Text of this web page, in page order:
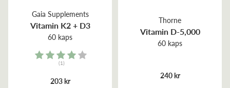
Gaia Supplements
Vitamin K2 + D3
60 kaps
Rating:
(1)
203 kr
Thorne
Vitamin D-5,000
60 kaps
240 kr